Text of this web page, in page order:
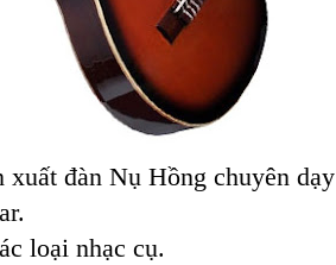
xuất đàn Nụ Hồng chuyên dạy
loại nhạc cụ.